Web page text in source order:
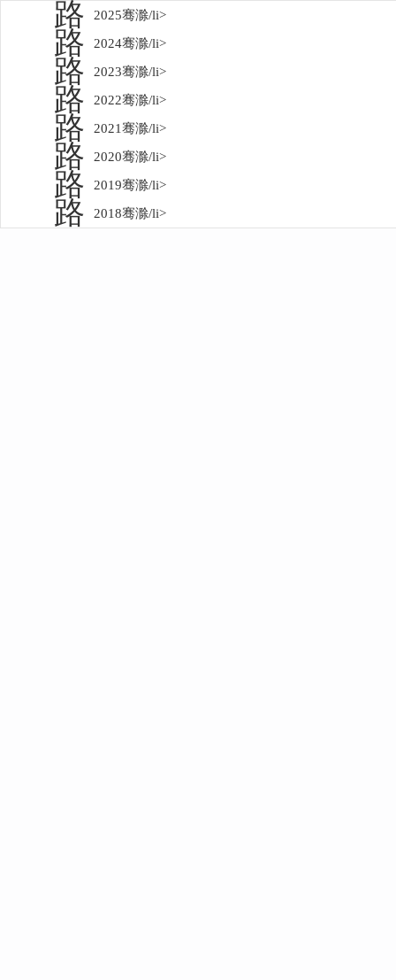
路 2025骞滁/li>
路 2024骞滁/li>
路 2023骞滁/li>
路 2022骞滁/li>
路 2021骞滁/li>
路 2020骞滁/li>
路 2019骞滁/li>
路 2018骞滁/li>